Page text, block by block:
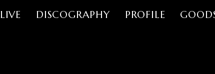
LIVE DISCOGRAPHY PROFILE